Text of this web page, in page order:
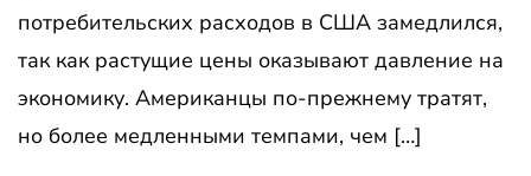
потребительских расходов в США замедлился,
так как растущие цены оказывают давление на
экономику. Американцы по-прежнему тратят,
но более медленными темпами, чем […]